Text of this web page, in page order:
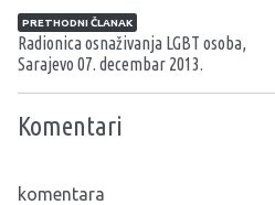
Navigacija članaka
PRETHODNI ČLANAK
Radionica osnaživanja LGBT osoba,
Sarajevo 07. decembar 2013.
Komentari
komentara